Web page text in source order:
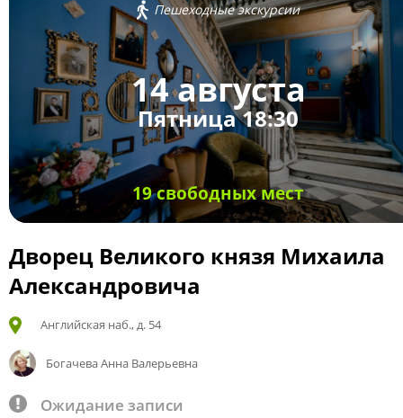
Пешеходные экскурсии
14 августа
Пятница 18:30
19 свободных мест
Дворец Великого князя Михаила
Александровича
Английская наб., д. 54
Богачева Анна Валерьевна
Ожидание записи